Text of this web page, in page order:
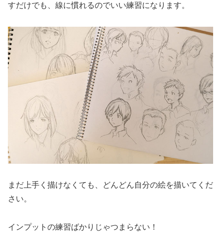
すだけでも、線に慣れるのでいい練習になります。
まだ上手く描けなくても、どんどん自分の絵を描いてくだ
さい。
インプットの練習ばかりじゃつまらない！